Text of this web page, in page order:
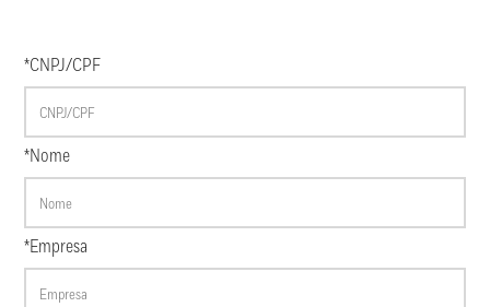
*CNPJ/CPF
*Nome
*Empresa